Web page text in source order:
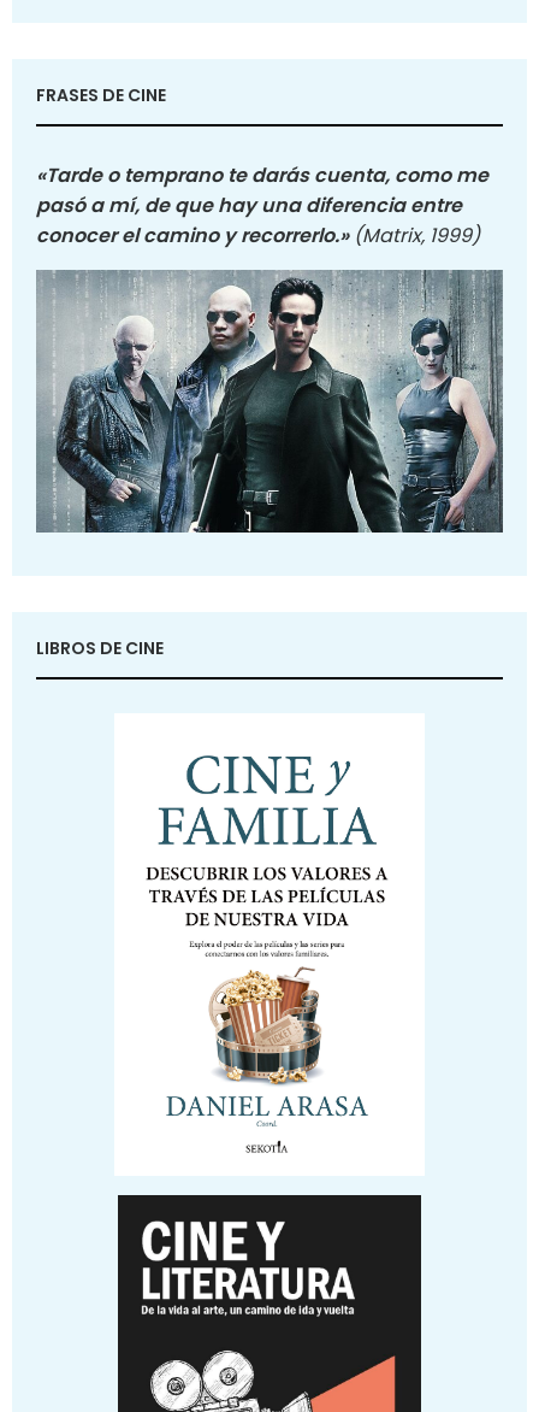
FRASES DE CINE
«Tarde o temprano te darás cuenta, como me
pasó a mí, de que hay una diferencia entre
conocer el camino y recorrerlo.» (Matrix, 1999)
LIBROS DE CINE